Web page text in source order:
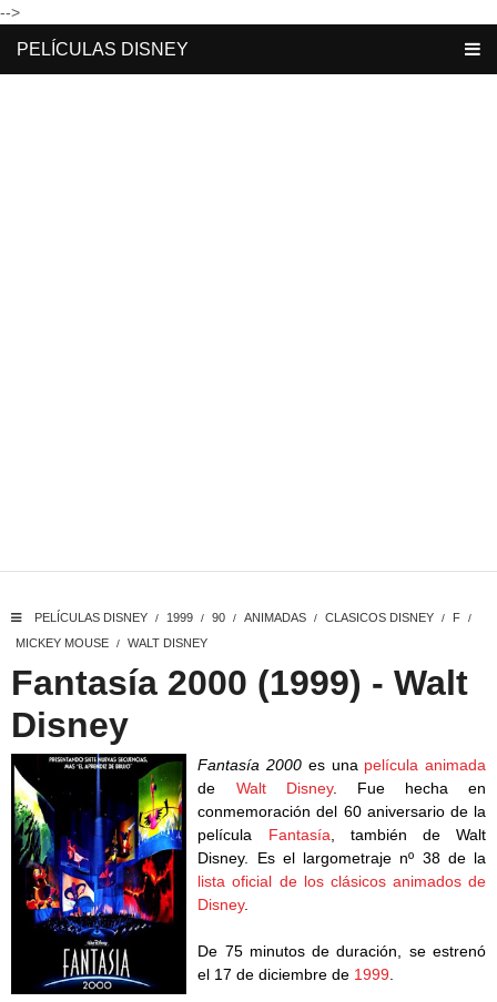
-->
PELÍCULAS DISNEY
PELÍCULAS DISNEY / 1999 / 90 / ANIMADAS / CLASICOS DISNEY / F /
MICKEY MOUSE / WALT DISNEY
Fantasía 2000 (1999) - Walt
Disney
Fantasía 2000 es una película animada
de Walt Disney. Fue hecha en
conmemoración del 60 aniversario de la
película Fantasía , también de Walt
Disney. Es el largometraje nº 38 de la
lista oficial de los clásicos animados de
Disney.
De 75 minutos de duración, se estrenó
el 17 de diciembre de 1999